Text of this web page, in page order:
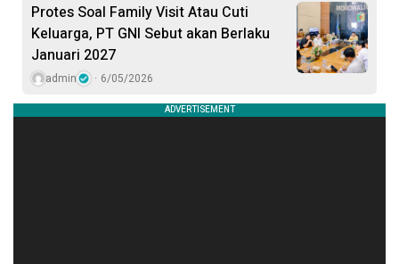
Protes Soal Family Visit Atau Cuti
Keluarga, PT GNI Sebut akan Berlaku
Januari 2027
admin 6/05/2026